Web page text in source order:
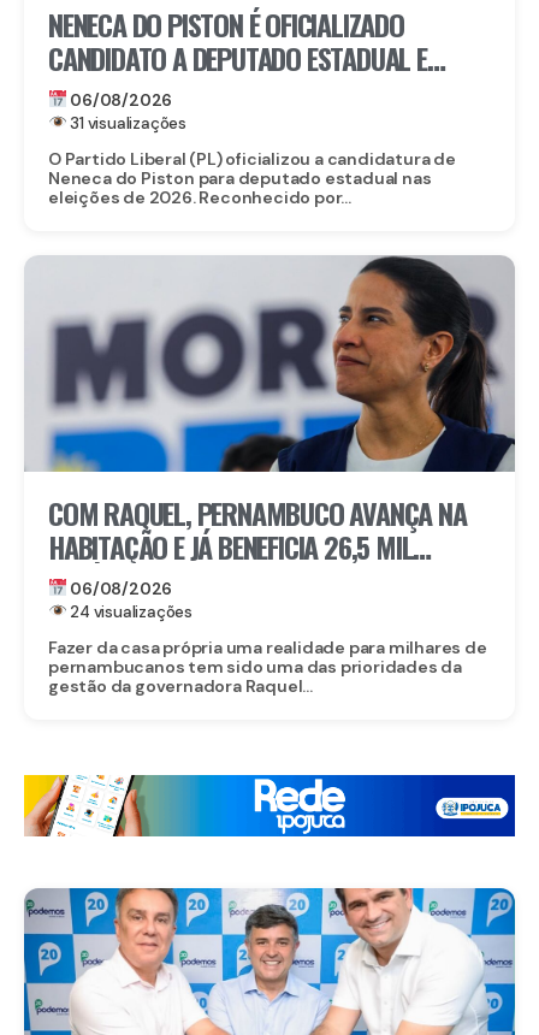
NENECA DO PISTON É OFICIALIZADO
CANDIDATO A DEPUTADO ESTADUAL E
FORTALECE CHAPA DO PL EM
PERNAMBUCO
06/08/2026
31 visualizações
O Partido Liberal (PL) oficializou a candidatura de
Neneca do Piston para deputado estadual nas
eleições de 2026. Reconhecido por...
COM RAQUEL, PERNAMBUCO AVANÇA NA
HABITAÇÃO E JÁ BENEFICIA 26,5 MIL
FAMÍLIAS COM O MORAR BEM – ENTRADA
GARANTIDA
06/08/2026
24 visualizações
Fazer da casa própria uma realidade para milhares de
pernambucanos tem sido uma das prioridades da
gestão da governadora Raquel...